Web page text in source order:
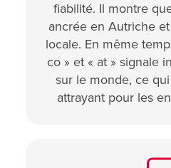
fiabilité. Il montre
ancrée en Autriche
locale. En même
co » et « at » signale
sur le monde, ce
attrayant pour les